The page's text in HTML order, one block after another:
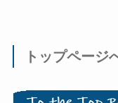
トップページ